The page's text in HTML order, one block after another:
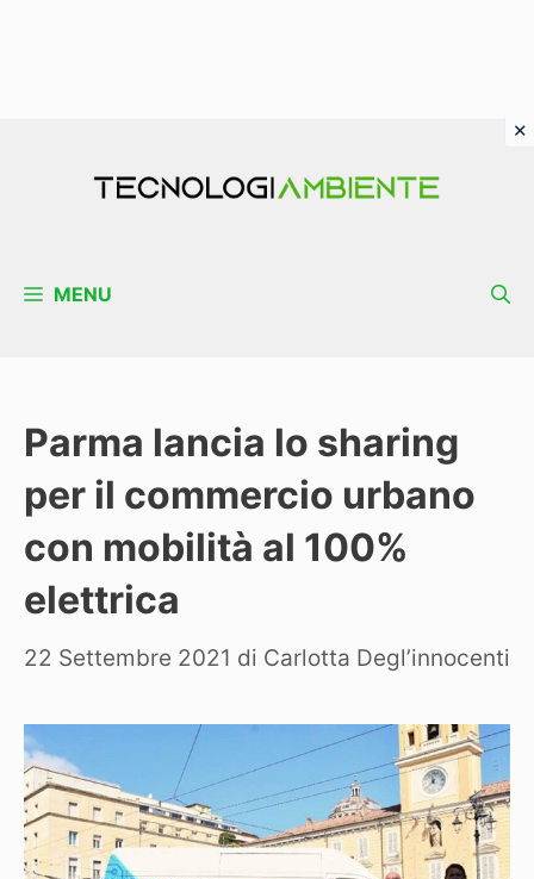
MENU
Parma lancia lo sharing
per il commercio urbano
con mobilità al 100%
elettrica
22 Settembre 2021 di Carlotta Degl’innocenti